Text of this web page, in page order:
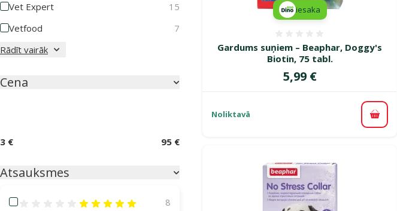
Vet Expert
15
Vetfood
7
Rādīt vairāk
Cena
3 € 95 €
Atsauksmes
Atsauksmes 100%
8
Gardums suņiem – Beaphar, Doggy's
Biotin, 75 tabl.
Cena
5,99 €
iesaka
Noliktavā